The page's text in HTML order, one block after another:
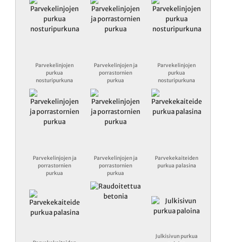
Parvekelinjojen
purkua
nosturipurkuna
Parvekelinjojen ja
porrastornien
purkua
Parvekelinjojen
purkua
nosturipurkuna
Parvekelinjojen ja
porrastornien
purkua
Parvekelinjojen ja
porrastornien
purkua
Parvekekaiteiden
purkua palasina
Julkisivun purkua